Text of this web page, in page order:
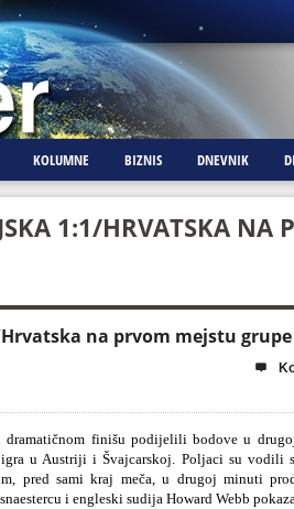
KOLUMNE BIZNIS DNEVNIK
1:1/HRVATSKA NA
na prvom mejstu grupe

dramatičnom finišu podijelili bodove u
u Austriji i Švajcarskoj. Poljaci su vodili
pred sami kraj meča, u drugoj minuti
i engleski sudija Howard Webb